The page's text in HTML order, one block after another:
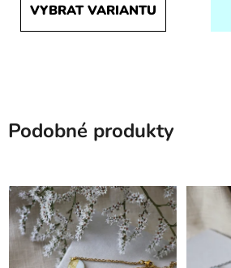
VYBRAT VARIANTU
Podobné produkty